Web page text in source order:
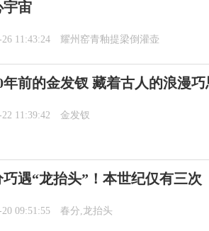
宇宙
11:43:24 耀州窑青釉提梁倒灌壶
年前的金发钗 藏着古人的浪漫巧
11:39:42 金发钗
巧遇“龙抬头”！本世纪仅有三次
09:51:55 春分,龙抬头